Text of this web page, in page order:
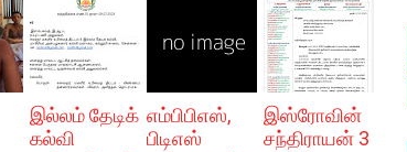
இல்லம் தேடிக்
கல்வி
எம்பிபிஎஸ்,
பிடிஎஸ்
இஸ்ரோவின்
சந்திராயன் 3